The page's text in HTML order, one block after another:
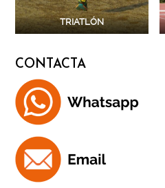
TRIATLÓN
CONTACTA